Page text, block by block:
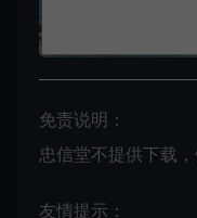
免责说明：
忠信堂不提供下载
友情提示：